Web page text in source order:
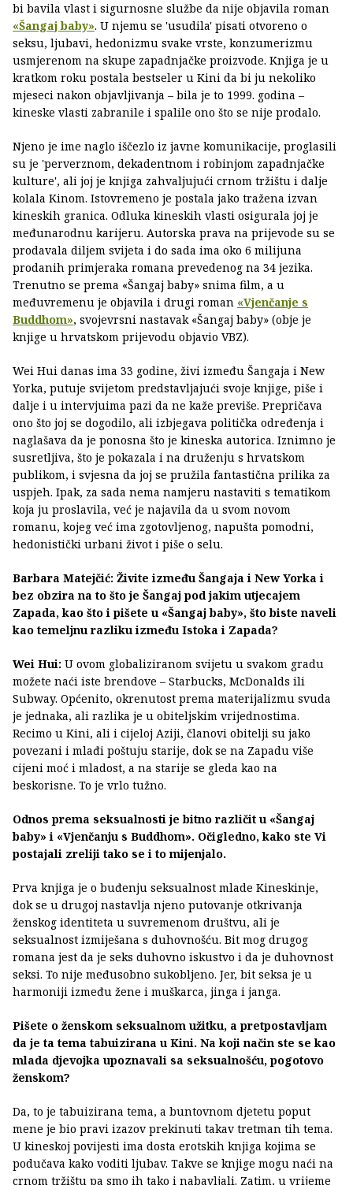
bi bavila vlast i sigurnosne službe da nije objavila roman
«Šangaj baby». U njemu se 'usudila' pisati otvoreno o
seksu, ljubavi, hedonizmu svake vrste, konzumerizmu
usmjerenom na skupe zapadnjačke proizvode. Knjiga je u
kratkom roku postala bestseler u Kini da bi ju nekoliko
mjeseci nakon objavljivanja – bila je to 1999. godina –
kineske vlasti zabranile i spalile ono što se nije prodalo.
Njeno je ime naglo iščezlo iz javne komunikacije, proglasili
su je 'perverznom, dekadentnom i robinjom zapadnjačke
kulture', ali joj je knjiga zahvaljujući crnom tržištu i dalje
kolala Kinom. Istovremeno je postala jako tražena izvan
kineskih granica. Odluka kineskih vlasti osigurala joj je
međunarodnu karijeru. Autorska prava na prijevode su se
prodavala diljem svijeta i do sada ima oko 6 milijuna
prodanih primjeraka romana prevedenog na 34 jezika.
Trenutno se prema «Šangaj baby» snima film, a u
međuvremenu je objavila i drugi roman «Vjenčanje s
Buddhom», svojevrsni nastavak «Šangaj baby» (obje je
knjige u hrvatskom prijevodu objavio VBZ).
Wei Hui danas ima 33 godine, živi između Šangaja i New
Yorka, putuje svijetom predstavljajući svoje knjige, piše i
dalje i u intervjuima pazi da ne kaže previše. Prepričava
ono što joj se dogodilo, ali izbjegava politička određenja i
naglašava da je ponosna što je kineska autorica. Iznimno je
susretljiva, što je pokazala i na druženju s hrvatskom
publikom, i svjesna da joj se pružila fantastična prilika za
uspjeh. Ipak, za sada nema namjeru nastaviti s tematikom
koja ju proslavila, već je najavila da u svom novom
romanu, kojeg već ima zgotovljenog, napušta pomodni,
hedonistički urbani život i piše o selu.
Barbara Matejčić: Živite između Šangaja i New Yorka i
bez obzira na to što je Šangaj pod jakim utjecajem
Zapada, kao što i pišete u «Šangaj baby», što biste naveli
kao temeljnu razliku između Istoka i Zapada?
Wei Hui: U ovom globaliziranom svijetu u svakom gradu
možete naći iste brendove – Starbucks, McDonalds ili
Subway. Općenito, okrenutost prema materijalizmu svuda
je jednaka, ali razlika je u obiteljskim vrijednostima.
Recimo u Kini, ali i cijeloj Aziji, članovi obitelji su jako
povezani i mlađi poštuju starije, dok se na Zapadu više
cijeni moć i mladost, a na starije se gleda kao na
beskorisne. To je vrlo tužno.
Odnos prema seksualnosti je bitno različit u «Šangaj
baby» i «Vjenčanju s Buddhom». Očigledno, kako ste Vi
postajali zreliji tako se i to mijenjalo.
Prva knjiga je o buđenju seksualnost mlade Kineskinje,
dok se u drugoj nastavlja njeno putovanje otkrivanja
ženskog identiteta u suvremenom društvu, ali je
seksualnost izmiješana s duhovnošću. Bit mog drugog
romana jest da je seks duhovno iskustvo i da je duhovnost
seksi. To nije međusobno sukobljeno. Jer, bit seksa je u
harmoniji između žene i muškarca, jinga i janga.
Pišete o ženskom seksualnom užitku, a pretpostavljam
da je ta tema tabuizirana u Kini. Na koji način ste se kao
mlada djevojka upoznavali sa seksualnošću, pogotovo
ženskom?
Da, to je tabuizirana tema, a buntovnom djetetu poput
mene je bio pravi izazov prekinuti takav tretman tih tema.
U kineskoj povijesti ima dosta erotskih knjiga kojima se
podučava kako voditi ljubav. Takve se knjige mogu naći na
crnom tržištu pa smo ih tako i nabavljali. Zatim, u vrijeme